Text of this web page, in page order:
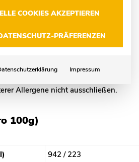
Roggenmehl,
Allergene nicht ausschließen.
100g)
942 / 223
COOKIES AKZEPTIEREN
PRÄFERENZEN
Impressum